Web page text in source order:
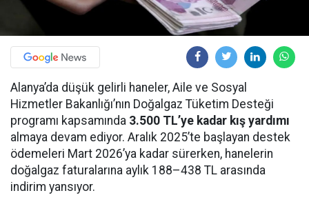
Alanya’da düşük gelirli haneler, Aile ve Sosyal
Hizmetler Bakanlığı’nın Doğalgaz Tüketim Desteği
programı kapsamında 3.500 TL’ye kadar kış yardımı
almaya devam ediyor. Aralık 2025’te başlayan destek
ödemeleri Mart 2026’ya kadar sürerken, hanelerin
doğalgaz faturalarına aylık 188–438 TL arasında
indirim yansıyor.